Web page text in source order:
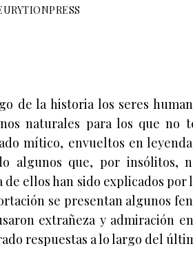
de la historia los seres
naturales para los que no
mítico, envueltos en
algunos que, por insólitos,
de ellos han sido explicados
se presentan algunos
extrañeza y admiración
respuestas a lo largo del